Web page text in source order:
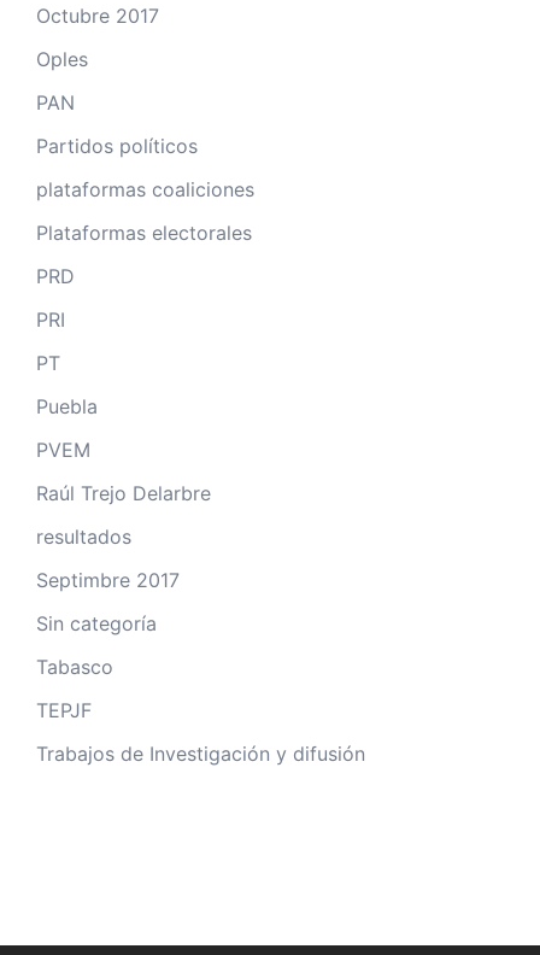
Octubre 2017
Oples
PAN
Partidos políticos
plataformas coaliciones
Plataformas electorales
PRD
PRI
PT
Puebla
PVEM
Raúl Trejo Delarbre
resultados
Septimbre 2017
Sin categoría
Tabasco
TEPJF
Trabajos de Investigación y difusión